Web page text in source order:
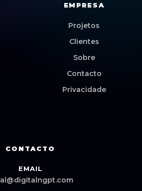
EMPRESA
Projetos
Clientes
Sobre
Contacto
Privacidade
CONTACTO
EMAIL